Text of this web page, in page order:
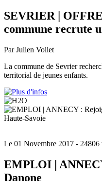
SEVRIER |
commune recrute
Par Julien Vollet
La commune de Sevrier
territorial de jeunes enfants.
Haute-Savoie
Le 01 Novembre 2017 - 24806
EMPLOI |
Danone